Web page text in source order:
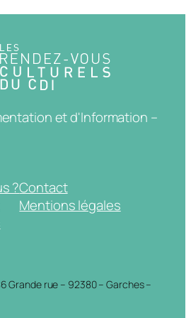
et d'Information –
?Contact
Mentions légales
Grande rue – 92380 – Garches –